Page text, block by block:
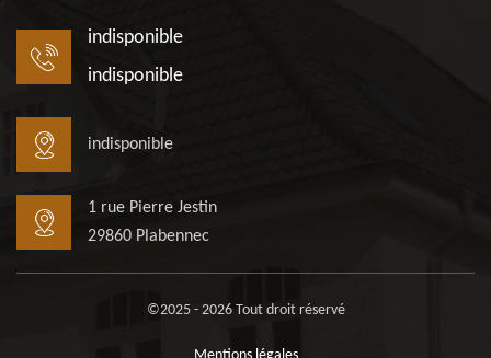
indisponible
indisponible
indisponible
1 rue Pierre Jestin
29860 Plabennec
©2025 - 2026 Tout droit réservé